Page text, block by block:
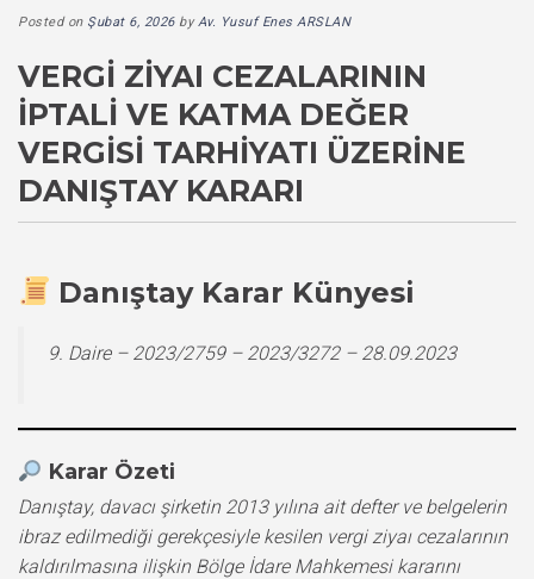
Posted on Şubat 6, 2026byAv. Yusuf Enes ARSLAN
VERGI ZIYAI CEZALARININ
İPTALI VE KATMA DEĞER
VERGISI TARHIYATI ÜZERINE
DANIŞTAY KARARI
Danıştay Karar Künyesi
9. Daire – 2023/2759 – 2023/3272 – 28.09.2023
Karar Özeti
Danıştay, davacı şirketin 2013 yılına ait defter ve belgelerin
ibraz edilmediği gerekçesiyle kesilen vergi ziyaı cezalarının
kaldırılmasına ilişkin Bölge İdare Mahkemesi kararını